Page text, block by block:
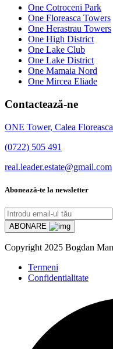
One Cotroceni Park
One Floreasca Towers
One Herastrau Towers
One High District
One Lake Club
One Lake District
One Mamaia Nord
One Mircea Eliade
Contactează-ne
ONE Tower, Calea
(0722) 505 491
real.leader.estate@gmail.com
Abonează-te la newsletter
ABONARE
Copyright 2025 Bogdan
Termeni
Confidentialitate